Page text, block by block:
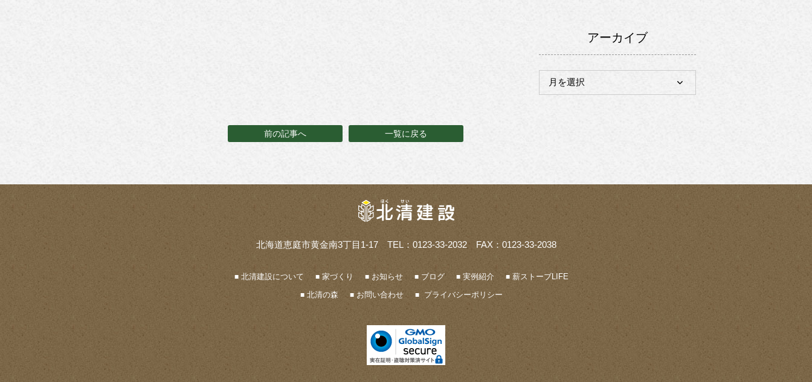
アーカイブ
前の記事へ 一覧に戻る
北海道恵庭市黄金南3丁目1-17 TEL：0123-33-2032 FAX：0123-33-2038
北清建設について 家づくり お知らせ ブログ 実例紹介
薪ストーブLIFE
北清の森
お問い合わせ プライバシーポリシー